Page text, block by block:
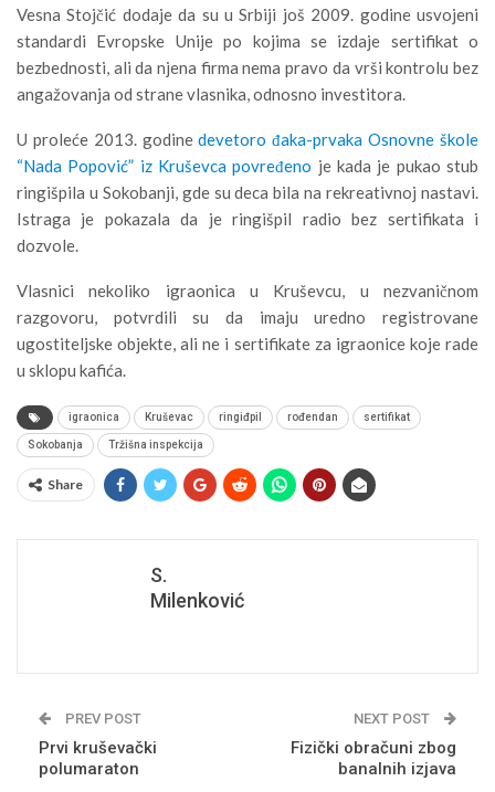
Vesna Stojčić dodaje da su u Srbiji još 2009. godine usvojeni
standardi Evropske Unije po kojima se izdaje sertifikat o
bezbednosti, ali da njena firma nema pravo da vrši kontrolu bez
angažovanja od strane vlasnika, odnosno investitora.
U proleće 2013. godinedevetoro đaka-prvaka Osnovne škole
“Nada Popović” iz Kruševca povređeno je kada je pukao stub
ringišpila u Sokobanji, gde su deca bila na rekreativnoj nastavi.
Istraga je pokazala da je ringišpil radio bez sertifikata i
dozvole.
Vlasnici nekoliko igraonica u Kruševcu, u nezvaničnom
razgovoru, potvrdili su da imaju uredno registrovane
ugostiteljske objekte, ali ne i sertifikate za igraonice koje rade
u sklopu kafića.
igraonica Kruševac ringiđpil rođendan sertifikat
Sokobanja Tržišna inspekcija
Share
S.
Milenković
PREV POST
Prvi kruševački
polumaraton
NEXT POST
Fizički obračuni zbog
banalnih izjava